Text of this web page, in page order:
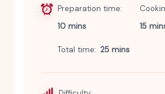
Preparation time
10 mins
15
Total time 25 mins